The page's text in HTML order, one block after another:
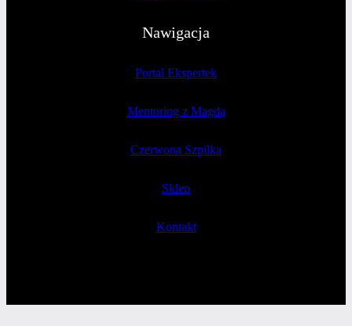
Nawigacja
Portal Ekspertek
Mentoring z Magdą
Czerwona Szpilka
Sklep
Kontakt